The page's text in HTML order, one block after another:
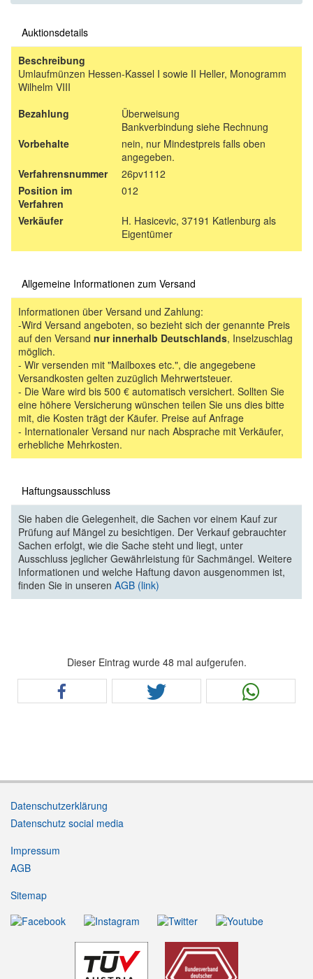
Auktionsdetails
Beschreibung
Umlaufmünzen Hessen-Kassel I sowie II Heller, Monogramm
Wilhelm VIII
Bezahlung
Überweisung
Bankverbindung siehe Rechnung
Vorbehalte
nein, nur Mindestpreis falls oben
angegeben.
Verfahrensnummer
26pv1112
Position im
Verfahren
012
Verkäufer
H. Hasicevic, 37191 Katlenburg als
Eigentümer
Allgemeine Informationen zum Versand
Informationen über Versand und Zahlung:
-Wird Versand angeboten, so bezieht sich der genannte Preis
auf den Versand nur innerhalb Deutschlands, Inselzuschlag
möglich.
- Wir versenden mit "Mailboxes etc.", die angegebene
Versandkosten gelten zuzüglich Mehrwertsteuer.
- Die Ware wird bis 500 € automatisch versichert. Sollten Sie
eine höhere Versicherung wünschen teilen Sie uns dies bitte
mit, die Kosten trägt der Käufer. Preise auf Anfrage
- Internationaler Versand nur nach Absprache mit Verkäufer,
erhebliche Mehrkosten.
Haftungsausschluss
Sie haben die Gelegenheit, die Sachen vor einem Kauf zur
Prüfung auf Mängel zu besichtigen. Der Verkauf gebrauchter
Sachen erfolgt, wie die Sache steht und liegt, unter
Ausschluss jeglicher Gewährleistung für Sachmängel. Weitere
Informationen und welche Haftung davon ausgenommen ist,
finden Sie in unseren AGB (link)
Dieser Eintrag wurde 48 mal aufgerufen.
Datenschutzerklärung
Datenschutz social media
Impressum
AGB
Sitemap